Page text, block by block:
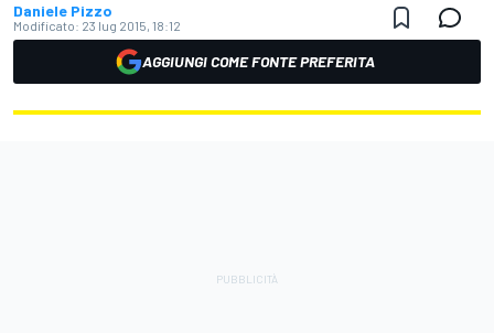
Daniele Pizzo
Modificato: 23 lug 2015, 18:12
AGGIUNGI COME FONTE PREFERITA